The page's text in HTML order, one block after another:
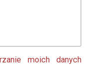
moich danych